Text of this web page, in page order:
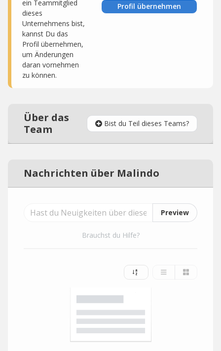
ein Teammitglied
dieses
Unternehmens bist,
kannst Du das
Profil übernehmen,
um Änderungen
daran vornehmen
zu können.
Profil übernehmen
Über das
Team
Bist du Teil dieses Teams?
Nachrichten über Malindo
Preview
Brauchst du Hilfe?